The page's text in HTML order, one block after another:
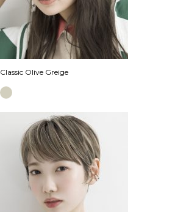
Classic Olive Greige